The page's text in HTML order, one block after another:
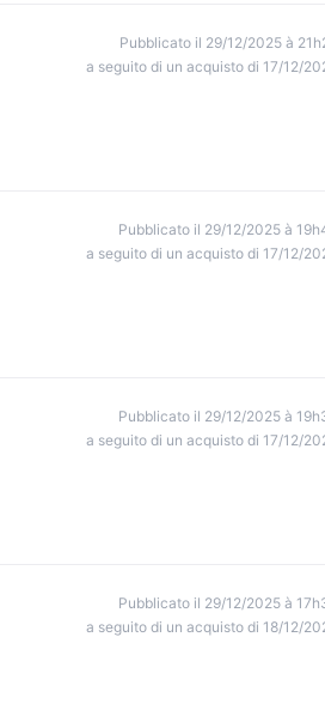
Pubblicato il 29/12/2025 à
a seguito di un acquisto di 17/12/
Pubblicato il 29/12/2025 à
a seguito di un acquisto di 17/12/
Pubblicato il 29/12/2025 à
a seguito di un acquisto di 17/12/
Pubblicato il 29/12/2025 à
a seguito di un acquisto di 18/12/